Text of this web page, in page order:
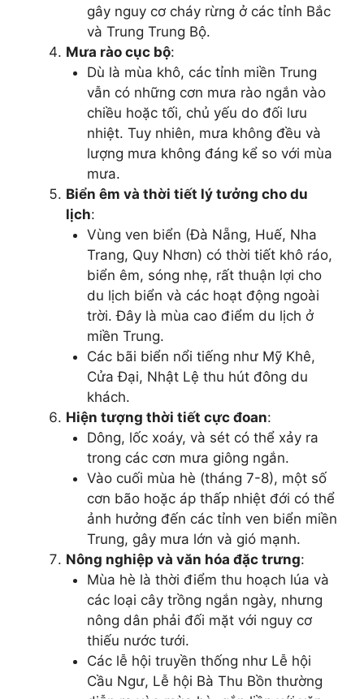
gây nguy cơ cháy rừng ở các tỉnh Bắc
và Trung Trung Bộ.
Mưa rào cục bộ:
Dù là mùa khô, các tỉnh miền Trung
vẫn có những cơn mưa rào ngắn vào
chiều hoặc tối, chủ yếu do đối lưu
nhiệt. Tuy nhiên, mưa không đều và
lượng mưa không đáng kể so với mùa
mưa.
Biển êm và thời tiết lý tưởng cho du
lịch:
Vùng ven biển (Đà Nẵng, Huế, Nha
Trang, Quy Nhơn) có thời tiết khô ráo,
biển êm, sóng nhẹ, rất thuận lợi cho
du lịch biển và các hoạt động ngoài
trời. Đây là mùa cao điểm du lịch ở
miền Trung.
Các bãi biển nổi tiếng như Mỹ Khê,
Cửa Đại, Nhật Lệ thu hút đông du
khách.
Hiện tượng thời tiết cực đoan:
Dông, lốc xoáy, và sét có thể xảy ra
trong các cơn mưa giông ngắn.
Vào cuối mùa hè (tháng 7-8), một số
cơn bão hoặc áp thấp nhiệt đới có thể
ảnh hưởng đến các tỉnh ven biển miền
Trung, gây mưa lớn và gió mạnh.
Nông nghiệp và văn hóa đặc trưng:
Mùa hè là thời điểm thu hoạch lúa và
các loại cây trồng ngắn ngày, nhưng
nông dân phải đối mặt với nguy cơ
thiếu nước tưới.
Các lễ hội truyền thống như Lễ hội
Cầu Ngư, Lễ hội Bà Thu Bồn thường